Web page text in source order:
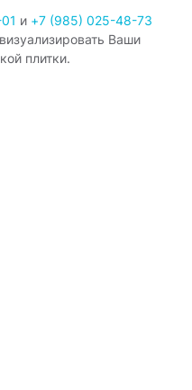
и +7 (985) 025-48-73
Ваши
плитки.